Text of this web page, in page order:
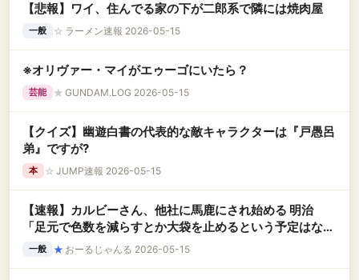
【悲報】ワイ、住んでる家の下が二郎系で隣には焼肉屋
一般 ☆ ラーメン速報 2026-05-15
※オリヴァー・マイがエゥーゴにいたら？
芸能 ★ GUNDAM.LOG 2026-05-15
【クイズ】幽遊白書の代表的な敵キャラクターは『戸愚呂
弟』ですが?
本 ☆ JUMP速報 2026-05-15
【速報】カルビーさん、他社に馬鹿にされ始める 明治
「足元で色数を減らすとか大袋を止めるという予定はな
い」
一般 ★ おーるじゃんる 2026-05-15